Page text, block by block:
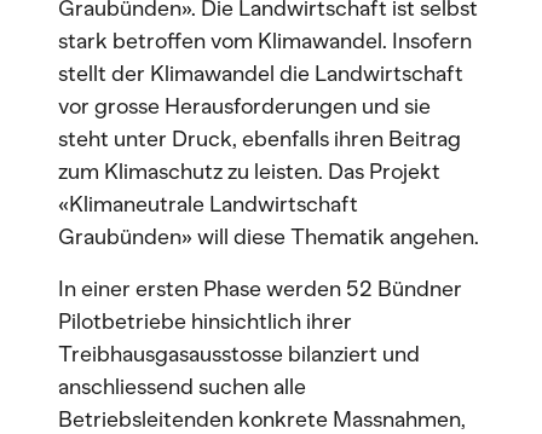
Graubünden». Die Landwirtschaft ist selbst
stark betroffen vom Klimawandel. Insofern
stellt der Klimawandel die Landwirtschaft
vor grosse Herausforderungen und sie
steht unter Druck, ebenfalls ihren Beitrag
zum Klimaschutz zu leisten. Das Projekt
«Klimaneutrale Landwirtschaft
Graubünden» will diese Thematik angehen.
In einer ersten Phase werden 52 Bündner
Pilotbetriebe hinsichtlich ihrer
Treibhausgasausstosse bilanziert und
anschliessend suchen alle
Betriebsleitenden konkrete Massnahmen,